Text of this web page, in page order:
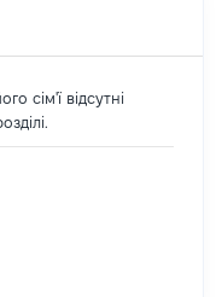
сім'ї відсутні